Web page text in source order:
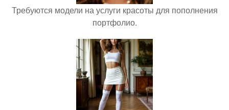
Требуются модели на услуги красоты для пополнения
портфолио.